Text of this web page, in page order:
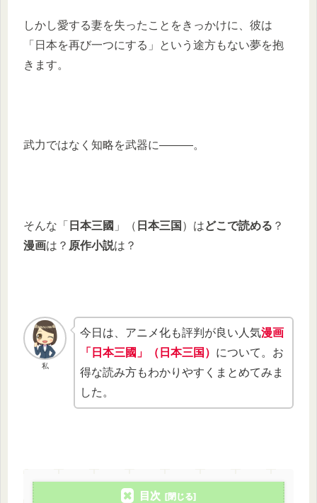
しかし愛する妻を失ったことをきっかけに、彼は
「日本を再び一つにする」という途方もない夢を抱
きます。
武力ではなく知略を武器に―――。
そんな「 日本三國 」（ 日本三国 ）はどこで読める ？
漫画は？ 原作小説は？
私
今日は、アニメ化も評判が良い人気漫画
「日本三國」（日本三国） について。お
得な読み方もわかりやすくまとめてみま
した。
目次